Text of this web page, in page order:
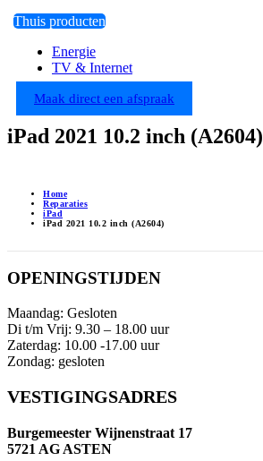
Thuis producten
Energie
TV & Internet
Maak direct een afspraak
iPad 2021 10.2 inch (A2604)
Home
Reparaties
iPad
iPad 2021 10.2 inch (A2604)
OPENINGSTIJDEN
Maandag: Gesloten
Di t/m Vrij: 9.30 – 18.00 uur
Zaterdag: 10.00 -17.00 uur
Zondag: gesloten
VESTIGINGSADRES
Burgemeester Wijnenstraat 17
5721 AG ASTEN